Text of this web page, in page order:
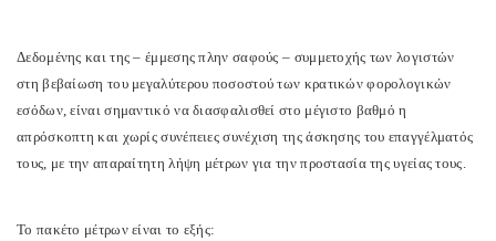
Δεδομένης και της – έμμεσης πλην σαφούς – συμμετοχής των λογιστών
στη βεβαίωση του μεγαλύτερου ποσοστού των κρατικών φορολογικών
εσόδων, είναι σημαντικό να διασφαλισθεί στο μέγιστο βαθμό η
απρόσκοπτη και χωρίς συνέπειες συνέχιση της άσκησης του επαγγέλματός
τους, με την απαραίτητη λήψη μέτρων για την προστασία της υγείας τους.
Το πακέτο μέτρων είναι το εξής: